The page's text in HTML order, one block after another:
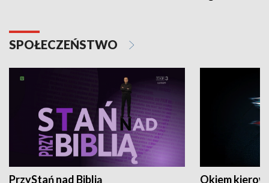
SPOŁECZEŃSTWO
PrzyStań nad Biblią Okiem